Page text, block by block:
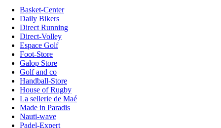
Basket-Center
Daily Bikers
Direct Running
Direct-Volley
Espace Golf
Foot-Store
Galop Store
Golf and co
Handball-Store
House of Rugby
La sellerie de Maé
Made in Paradis
Nauti-wave
Padel-Expert